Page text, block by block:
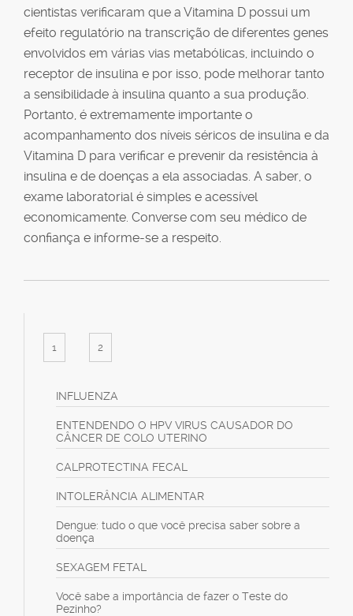
cientistas verificaram que a Vitamina D possui um
efeito regulatório na transcrição de diferentes genes
envolvidos em várias vias metabólicas, incluindo o
receptor de insulina e por isso, pode melhorar tanto
a sensibilidade à insulina quanto a sua produção.
Portanto, é extremamente importante o
acompanhamento dos níveis séricos de insulina e da
Vitamina D para verificar e prevenir da resistência à
insulina e de doenças a ela associadas. A saber, o
exame laboratorial é simples e acessível
economicamente. Converse com seu médico de
confiança e informe-se a respeito.
1 2
INFLUENZA
ENTENDENDO O HPV VIRUS CAUSADOR DO
CÂNCER DE COLO UTERINO
CALPROTECTINA FECAL
INTOLERÂNCIA ALIMENTAR
Dengue: tudo o que você precisa saber sobre a
doença
SEXAGEM FETAL
Você sabe a importância de fazer o Teste do
Pezinho?